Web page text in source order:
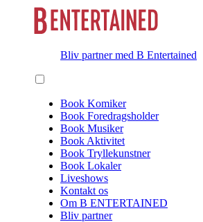
Bliv partner med B Entertained
Book Komiker
Book Foredragsholder
Book Musiker
Book Aktivitet
Book Tryllekunstner
Book Lokaler
Liveshows
Kontakt os
Om B ENTERTAINED
Bliv partner